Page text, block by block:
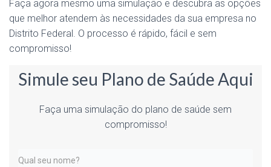
Faça agora mesmo uma simulação e descubra as opções
que melhor atendem às necessidades da sua empresa no
Distrito Federal. O processo é rápido, fácil e sem
compromisso!
Simule seu Plano de Saúde Aqui
Faça uma simulação do plano de saúde sem
compromisso!